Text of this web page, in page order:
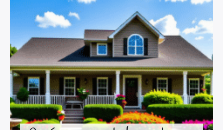
Bien-être
Voyages
Déco & Maison
Amour